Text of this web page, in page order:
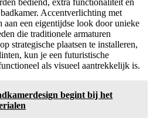
Accentverlichting met
een eigentijdse look door unieke
die traditionele armaturen
strategische plaatsen te installeren,
kun je een futuristische
als visueel aantrekkelijk is.
begint bij het